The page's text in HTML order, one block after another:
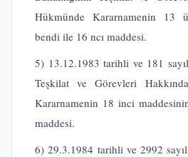
Hükmünde Kararnamenin 13
bendi ile 16 ncı maddesi.
5) 13.12.1983 tarihli ve 181
Teşkilat ve Görevleri
Kararnamenin 18 inci
maddesi.
6) 29.3.1984 tarihli ve 2992